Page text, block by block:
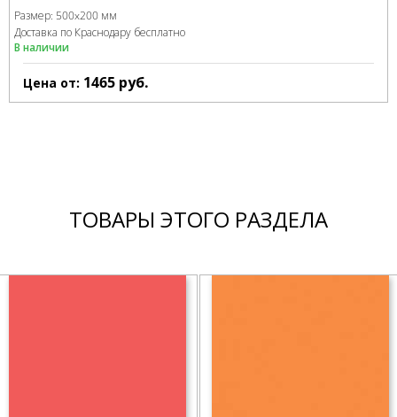
Размер: 500x200 мм
Доставка по Краснодару бесплатно
В наличии
Цена от: 1465 руб.
ТОВАРЫ ЭТОГО РАЗДЕЛА